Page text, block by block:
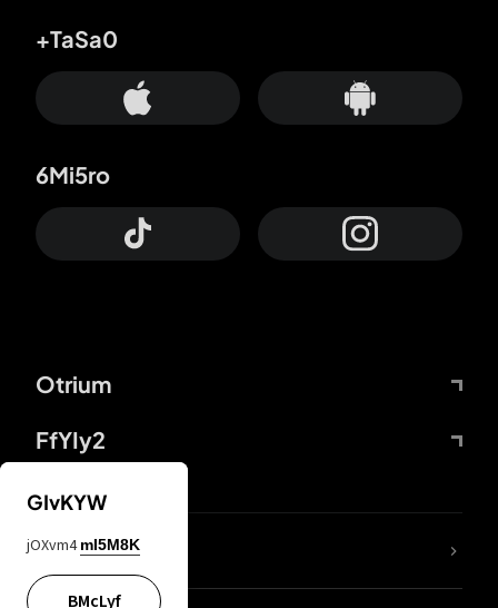
Otrium
FfYIy2
+TaSa0
6Mi5ro
DDcvSo
GIvKYW
jOXvm4 mI5M8K
BMcLyf